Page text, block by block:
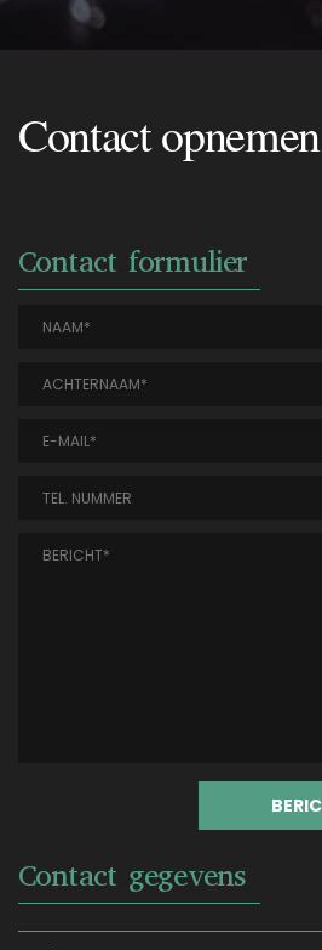
Contact opnemen
Contact formulier
Contact gegevens